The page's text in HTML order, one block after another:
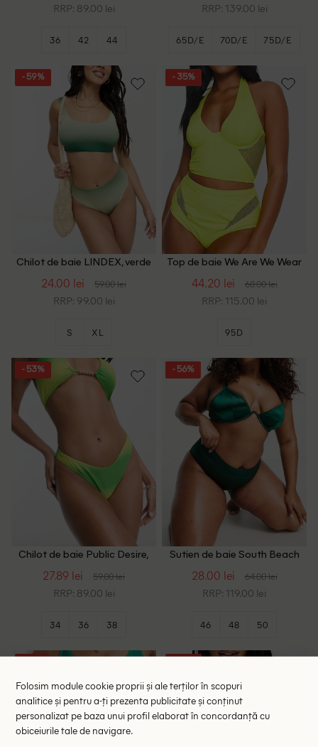
RRP: 89.00 lei
36 42 44
RRP: 139.00 lei
65D/E 70D/E 75D/E
+2
- 59%
Chilot de baie LINDEX, verde
24.00 lei 59.00 lei
RRP: 99.00 lei
S XL
- 35%
Top de baie We Are We Wear
44.20 lei 68.00 lei
RRP: 115.00 lei
95D
- 53%
Chilot de baie Public Desire,
27.89 lei 59.00 lei
RRP: 89.00 lei
34 36 38
- 56%
Sutien de baie South Beach
28.00 lei 64.00 lei
RRP: 119.00 lei
46 48 50
Folosim module cookie proprii și ale terților în scopuri
analitice și pentru a-ți prezenta publicitate și conținut
personalizat pe baza unui profil elaborat în concordanță cu
obiceiurile tale de navigare.